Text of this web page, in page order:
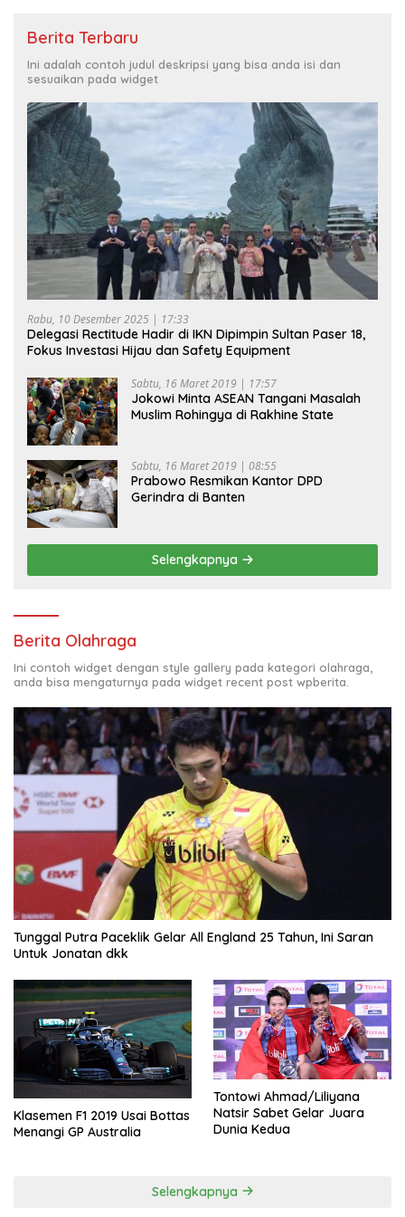
Berita Terbaru
Ini adalah contoh judul deskripsi yang bisa anda isi dan
sesuaikan pada widget
Rabu, 10 Desember 2025 | 17:33
Delegasi Rectitude Hadir di IKN Dipimpin Sultan Paser 18,
Fokus Investasi Hijau dan Safety Equipment
Sabtu, 16 Maret 2019 | 17:57
Jokowi Minta ASEAN Tangani Masalah
Muslim Rohingya di Rakhine State
Sabtu, 16 Maret 2019 | 08:55
Prabowo Resmikan Kantor DPD
Gerindra di Banten
Selengkapnya
Berita Olahraga
Ini contoh widget dengan style gallery pada kategori olahraga,
anda bisa mengaturnya pada widget recent post wpberita.
Tunggal Putra Paceklik Gelar All England 25 Tahun, Ini Saran
Untuk Jonatan dkk
Klasemen F1 2019 Usai Bottas
Menangi GP Australia
Tontowi Ahmad/Liliyana
Natsir Sabet Gelar Juara
Dunia Kedua
Selengkapnya